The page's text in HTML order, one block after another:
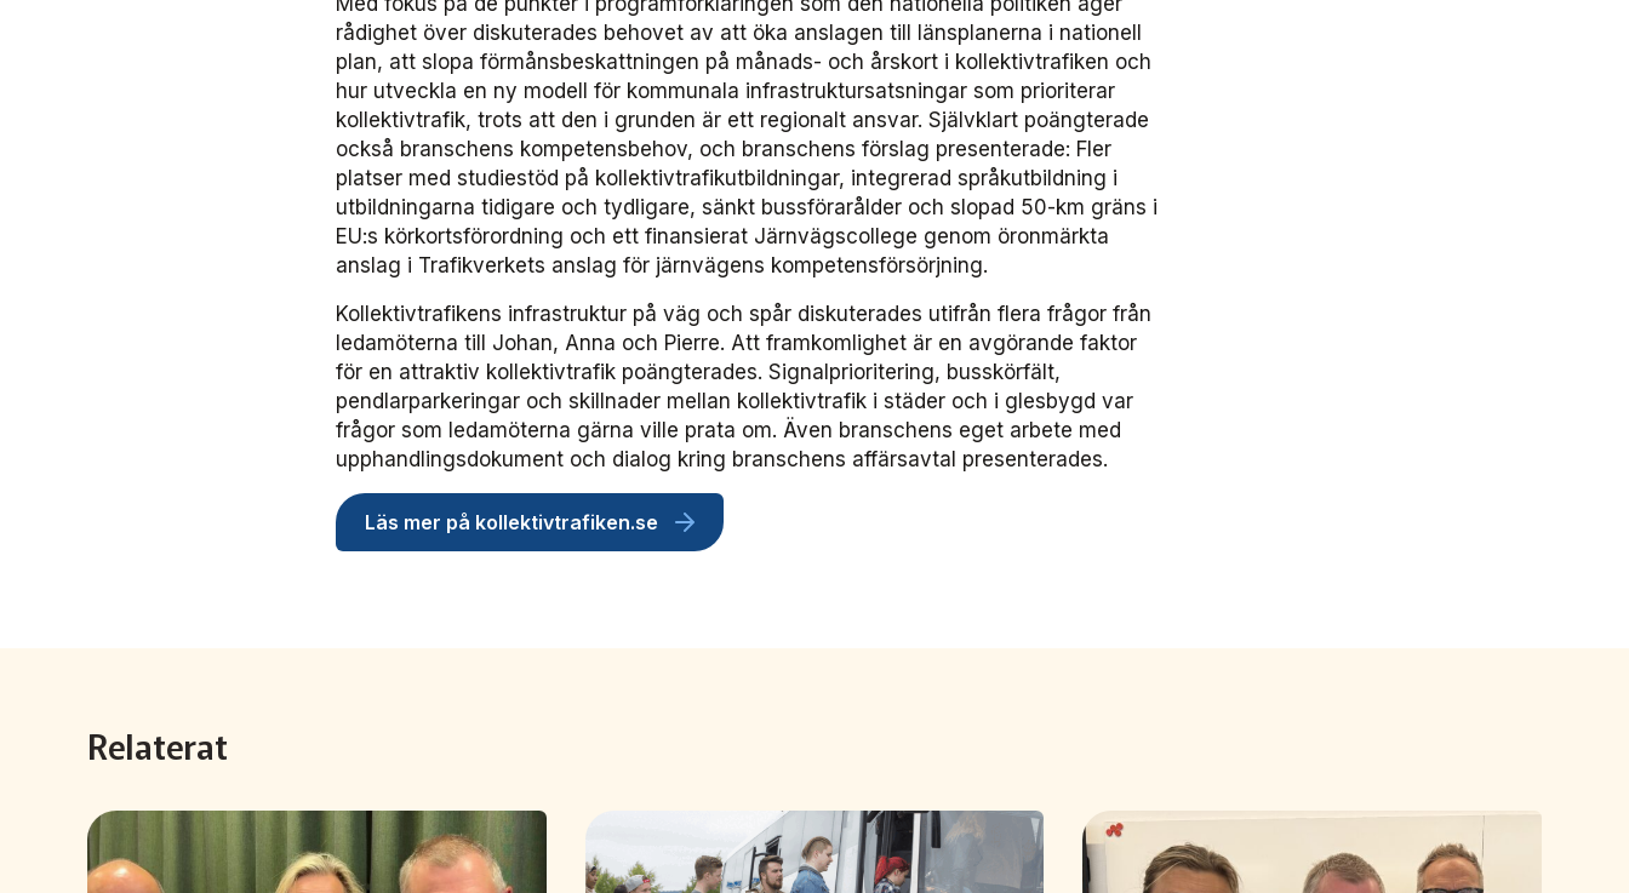
rådighet över diskuterades behovet av att öka anslagen till länsplanerna i nationell
plan, att slopa förmånsbeskattningen på månads- och årskort i kollektivtrafiken och
hur utveckla en ny modell för kommunala infrastruktursatsningar som prioriterar
kollektivtrafik, trots att den i grunden är ett regionalt ansvar. Självklart poängterade
också branschens kompetensbehov, och branschens förslag presenterade: Fler
platser med studiestöd på kollektivtrafikutbildningar, integrerad språkutbildning i
utbildningarna tidigare och tydligare, sänkt bussförarålder och slopad 50-km gräns i
EU:s körkortsförordning och ett finansierat Järnvägscollege genom öronmärkta
anslag i Trafikverkets anslag för järnvägens kompetensförsörjning.
Kollektivtrafikens infrastruktur på väg och spår diskuterades utifrån flera frågor från
ledamöterna till Johan, Anna och Pierre. Att framkomlighet är en avgörande faktor
för en attraktiv kollektivtrafik poängterades. Signalprioritering, busskörfält,
pendlarparkeringar och skillnader mellan kollektivtrafik i städer och i glesbygd var
frågor som ledamöterna gärna ville prata om. Även branschens eget arbete med
upphandlingsdokument och dialog kring branschens affärsavtal presenterades.
Läs mer på kollektivtrafiken.se
Relaterat